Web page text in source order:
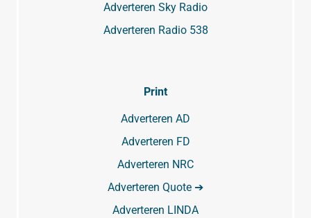
Adverteren Sky Radio
Adverteren Radio 538
Print
Adverteren AD
Adverteren FD
Adverteren NRC
Adverteren Quote ➔
Adverteren LINDA